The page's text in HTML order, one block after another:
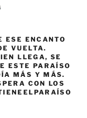
ESE ENCANTO
VUELTA.
LLEGA, SE
ESTE PARAÍSO
MÁS Y MÁS.
CON LOS